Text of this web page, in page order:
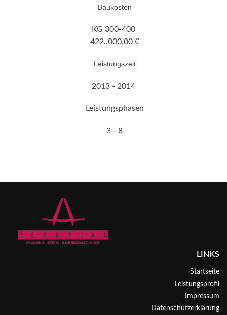
Baukosten
KG 300-400
422..000,00 €
Leistungszeit
2013 - 2014
Leistungsphasen
3 - 8
LINKS
Startseite
Leistungsprofil
Impressum
Datenschutzerklärung